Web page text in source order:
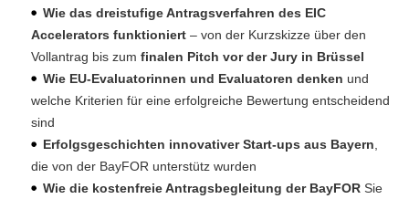
Wie das dreistufige Antragsverfahren des EIC
Accelerators funktioniert – von der Kurzskizze über den
Vollantrag bis zum finalen Pitch vor der Jury in Brüssel
Wie EU-Evaluatorinnen und Evaluatoren denken und
welche Kriterien für eine erfolgreiche Bewertung entscheidend
sind
Erfolgsgeschichten innovativer Start-ups aus Bayern
die von der BayFOR unterstütz wurden
Wie die kostenfreie Antragsbegleitung der BayFOR Sie